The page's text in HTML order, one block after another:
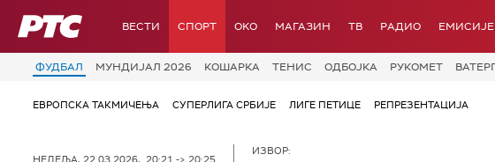
РТС ВЕСТИ СПОРТ OKO МАГАЗИН ТВ РАДИО ЕМИСИЈЕ
ФУДБАЛ МУНДИЈАЛ 2026 КОШАРКА ТЕНИС ОДБОЈКА РУКОМЕТ
ЕВРОПСКА ТАКМИЧЕЊА СУПЕРЛИГА СРБИЈЕ ЛИГЕ ПЕТИЦЕ РЕПРЕЗЕНТАЦИЈА
НЕДЕЉА, 22.03.2026, 20:21 -> 20:25
ИЗВОР: